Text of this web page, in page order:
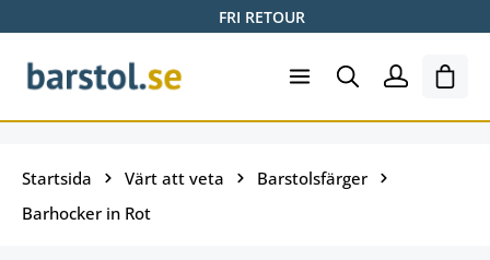
FRI RETOUR
Startsida Värt att veta
Barstolsfärger
Barhocker in Rot